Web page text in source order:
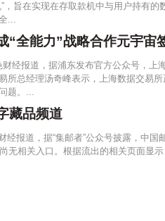
，旨在实现在存取款机中与用户持有
...
“全能力”战略合作元宇宙
财经报道，据浦东发布官方公众号，上
所总经理汤奇峰表示，上海数据交易
题。...
藏品频道
经报道，据“集邮者”公众号披露，中国
无相关入口。根据流出的相关页面显